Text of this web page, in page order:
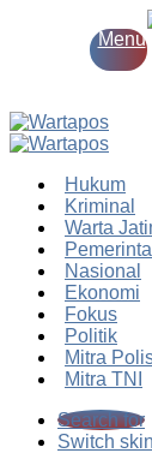
Menu
Hukum
Kriminal
Warta
Nasional
Ekonomi
Fokus
Politik
Mitra
Mitra TNI
Search for
Switch skin